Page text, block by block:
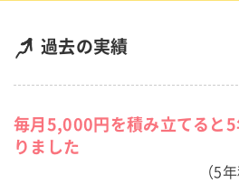
過去の実績
毎月5,000円を積み立てると
りました
（5